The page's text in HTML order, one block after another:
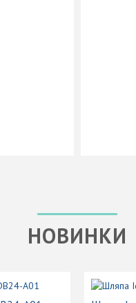
НОВИНКИ